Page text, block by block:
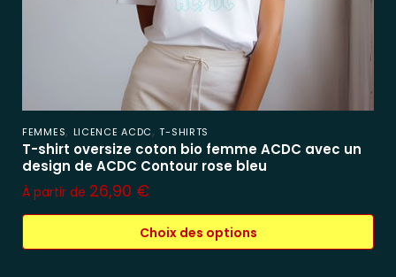
FEMMES, LICENCE ACDC,T-SHIRTS
T-shirt oversize coton bio femme ACDC avec un
design de ACDC Contour rose bleu
À partir de 26,90 €
Choix des options